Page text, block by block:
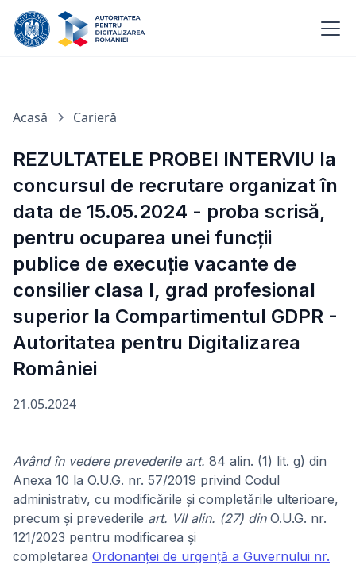
Acasă Carieră
REZULTATELE PROBEI INTERVIU la
concursul de recrutare organizat în
data de 15.05.2024 - proba scrisă,
pentru ocuparea unei funcții
publice de execuție vacante de
consilier clasa I, grad profesional
superior la Compartimentul GDPR -
Autoritatea pentru Digitalizarea
României
21.05.2024
Având în vedere prevederile art. 84 alin. (1) lit. g) din
Anexa 10 la O.U.G. nr. 57/2019 privind Codul
administrativ, cu modificările și completările ulterioare,
precum și prevederile art. VII alin. (27) din O.U.G. nr.
121/2023 pentru modificarea şi
completarea Ordonanţei de urgenţă a Guvernului nr.